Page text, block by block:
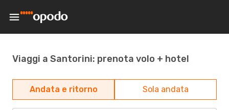
Viaggi a Santorini: prenota volo + hotel
Andata e ritorno Sola andata